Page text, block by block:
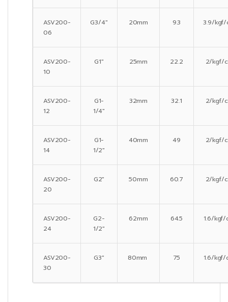
ASV200-
06
G3/4″ 20mm 9.3 3.9/kgf/
ASV200-
10
G1″ 25mm 22.2 2/kgf/
ASV200-
12
G1-
1/4″
32mm 32.1 2/kgf/
ASV200-
14
G1-
1/2″
40mm 49 2/kgf/
ASV200-
20
G2″ 50mm 60.7 2/kgf/
ASV200-
24
G2-
1/2″
62mm 64.5 1.6/kgf/
ASV200-
30
G3″ 80mm 75 1.6/kgf/